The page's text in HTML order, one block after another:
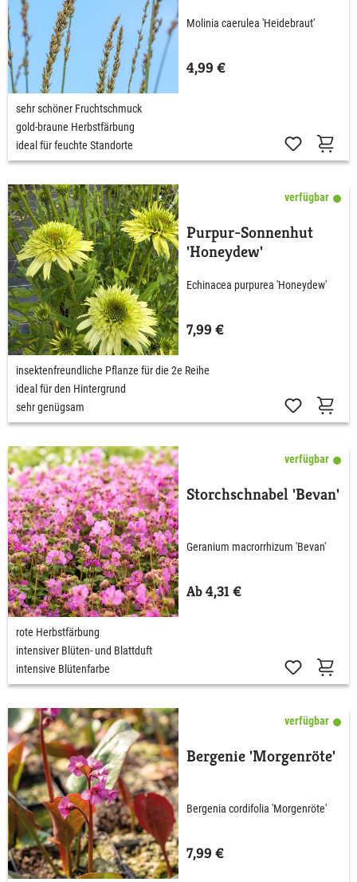
Molinia caerulea 'Heidebraut'
4,99 €
sehr schöner Fruchtschmuck
gold-braune Herbstfärbung
ideal für feuchte Standorte
verfügbar
Purpur-Sonnenhut
'Honeydew'
Echinacea purpurea 'Honeydew'
7,99 €
insektenfreundliche Pflanze für die 2e Reihe
ideal für den Hintergrund
sehr genügsam
verfügbar
Storchschnabel 'Bevan'
Geranium macrorrhizum 'Bevan'
Ab 4,31 €
rote Herbstfärbung
intensiver Blüten- und Blattduft
intensive Blütenfarbe
verfügbar
Bergenie 'Morgenröte'
Bergenia cordifolia 'Morgenröte'
7,99 €